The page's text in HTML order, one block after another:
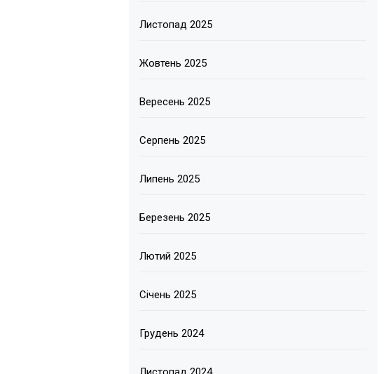
Листопад 2025
Жовтень 2025
Вересень 2025
Серпень 2025
Липень 2025
Березень 2025
Лютий 2025
Січень 2025
Грудень 2024